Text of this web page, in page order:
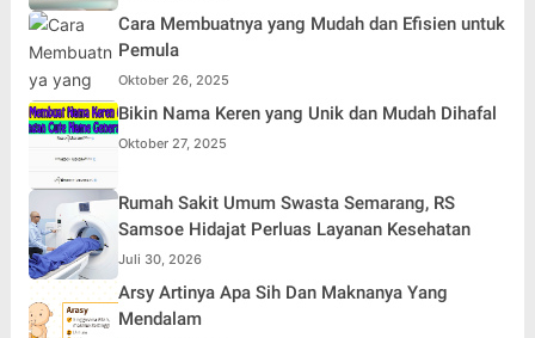
Cara Membuatnya yang Mudah dan Efisien untuk
Pemula
Oktober 26, 2025
Bikin Nama Keren yang Unik dan Mudah Dihafal
Oktober 27, 2025
Rumah Sakit Umum Swasta Semarang, RS
Samsoe Hidajat Perluas Layanan Kesehatan
Juli 30, 2026
Arsy Artinya Apa Sih Dan Maknanya Yang
Mendalam